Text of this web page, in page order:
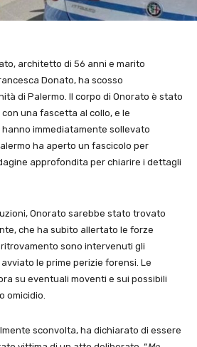
architetto di 56 anni e marito
Donato, ha scosso
di Palermo. Il corpo di Onorato è stato
una fascetta al collo, e le
immediatamente sollevato
ha aperto un fascicolo per
approfondita per chiarire i dettagli
Onorato sarebbe stato trovato
che ha subito allertato le forze
ritrovamento sono intervenuti gli
le prime perizie forensi. Le
su eventuali moventi e sui possibili
omicidio.
sconvolta, ha dichiarato di essere